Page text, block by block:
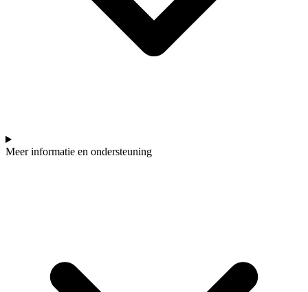
Meer informatie en ondersteuning